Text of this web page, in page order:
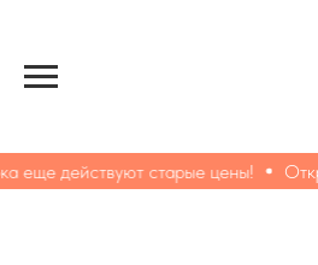
еще действуют старые цены!